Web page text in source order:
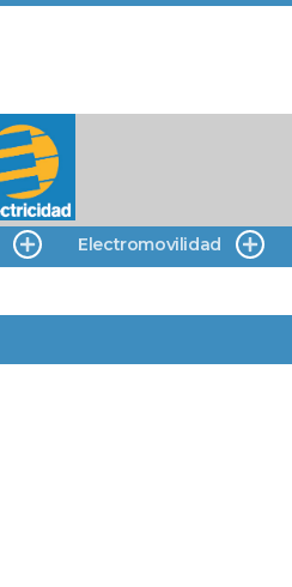
Electromovilidad